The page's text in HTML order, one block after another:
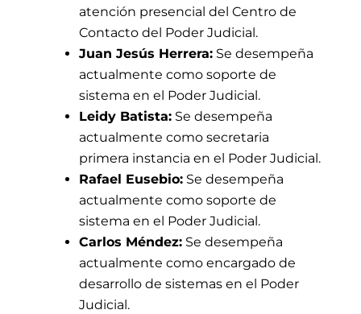
atención presencial del Centro de
Contacto del Poder Judicial.
Juan Jesús Herrera: Se desempeña
actualmente como soporte de
sistema en el Poder Judicial.
Leidy Batista: Se desempeña
actualmente como secretaria
primera instancia en el Poder Judicial.
Rafael Eusebio: Se desempeña
actualmente como soporte de
sistema en el Poder Judicial.
Carlos Méndez: Se desempeña
actualmente como encargado de
desarrollo de sistemas en el Poder
Judicial.